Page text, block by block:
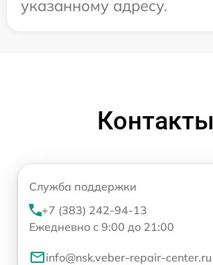
указанному адресу.
Контакты
Служба поддержки
+7 (383) 242-94-13
Ежедневно с 9:00 до 21:00
info@nsk.veber-repair-center.ru